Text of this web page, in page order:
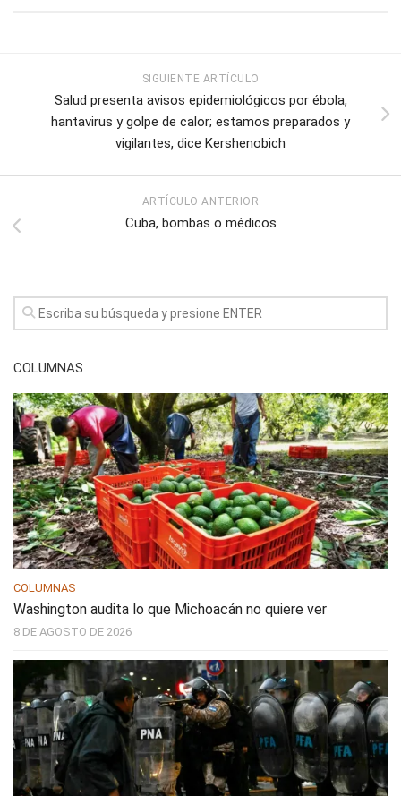
SIGUIENTE ARTÍCULO
Salud presenta avisos epidemiológicos por ébola,
hantavirus y golpe de calor; estamos preparados y
vigilantes, dice Kershenobich
ARTÍCULO ANTERIOR
Cuba, bombas o médicos
COLUMNAS
COLUMNAS
Washington audita lo que Michoacán no quiere ver
8 DE AGOSTO DE 2026